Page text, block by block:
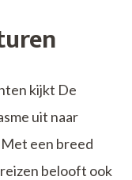
kijkt De
uit naar
een breed
belooft ook